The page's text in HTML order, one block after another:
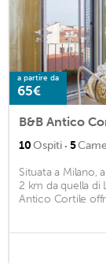
a partire da
65€
B&B Antico
10Ospiti · 5
Situata a Milano,
2 km da quella di
Antico Cortile